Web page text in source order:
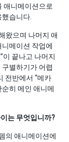
애니메이션으로
습니다.
왔으며 나머지 애
메이션 작업에
이 끝나고 나머지
별하기가 어렵
전반에서 “메카
히 메인 애니메
는 무엇입니까?
의 애니메이션에